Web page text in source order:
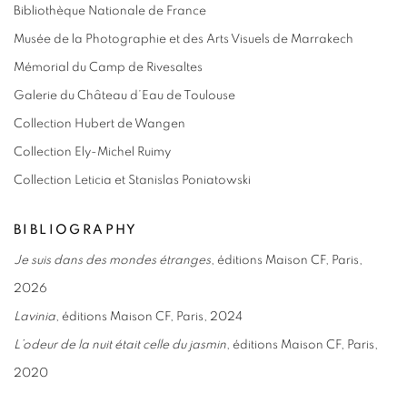
Bibliothèque Nationale de France
Musée de la Photographie et des Arts Visuels de Marrakech
Mémorial du Camp de Rivesaltes
Galerie du Château d’Eau de Toulouse
Collection Hubert de Wangen
Collection Ely-Michel Ruimy
Collection Leticia et Stanislas Poniatowski
BIBLIOGRAPHY
Je suis dans des mondes étranges, éditions Maison CF, Paris,
2026
Lavinia, éditions Maison CF, Paris, 2024
L’odeur de la nuit était celle du jasmin, éditions Maison CF, Paris,
2020